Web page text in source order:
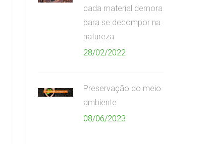
cada material demora
para se decompor na
natureza
28/02/2022
Preservação do meio
ambiente
08/06/2023